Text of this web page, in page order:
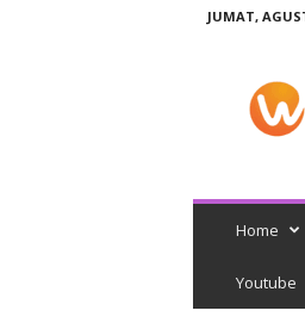
JUMAT,
1
Home
Youtube